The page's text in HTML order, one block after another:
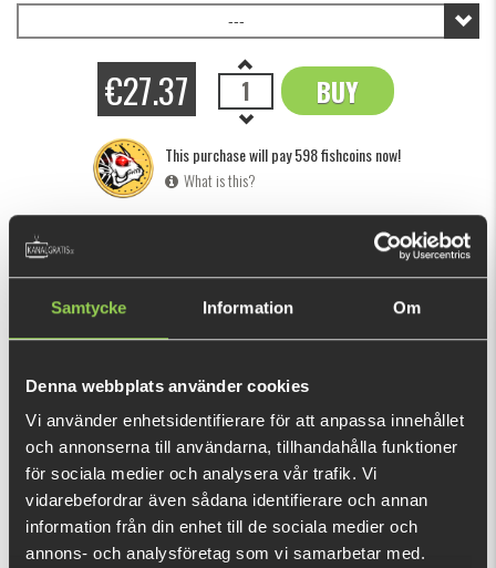
Samtycke Information Om
Denna webbplats använder cookies
Vi använder enhetsidentifierare för att anpassa innehållet
och annonserna till användarna, tillhandahålla funktioner
för sociala medier och analysera vår trafik. Vi
vidarebefordrar även sådana identifierare och annan
information från din enhet till de sociala medier och
annons- och analysföretag som vi samarbetar med.
---
€27.37 BUY
OK
This purchase will pay 598 fishcoins now!
What is this?
fishermen for fishermen. Equipped with a very stable black
aluminium profile tube, a modern design that meets the
latest standard for the demanding angler. High quality mesh,
a very strong head made of highly resistant aluminium,
strong metal head frame, easy working and safely closing
handle screws and a sure-grip rubber handle cap. A great
feature is the rubber (100% soft polyester) coating on the
mesh.
SHOW MORE
RECOMMENDED PRODUCTS